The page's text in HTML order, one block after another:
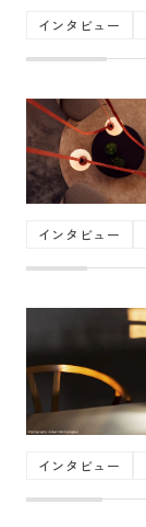
インタビュー
インタビュー
インタビュー